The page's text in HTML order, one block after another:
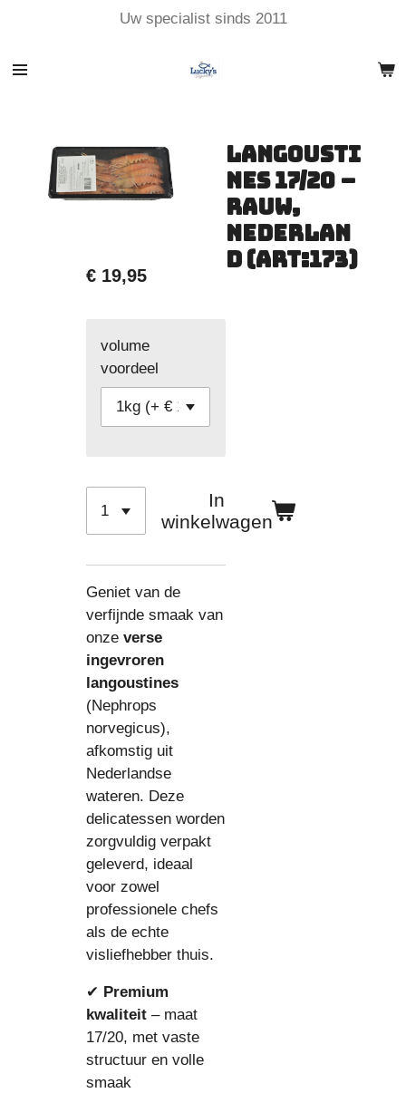
naar
Uw specialist sinds 2011
Langousti
nes 17/20 –
Rauw,
Nederlan
d (art:173)
€ 19,95
volume
voordeel
In
winkelwagen
Geniet van de
verfijnde smaak van
onze verse
ingevroren
langoustines
(Nephrops
norvegicus),
afkomstig uit
Nederlandse
wateren. Deze
delicatessen worden
zorgvuldig verpakt
geleverd, ideaal
voor zowel
professionele chefs
als de echte
visliefhebber thuis.
✔ Premium
kwaliteit– maat
17/20, met vaste
structuur en volle
smaak